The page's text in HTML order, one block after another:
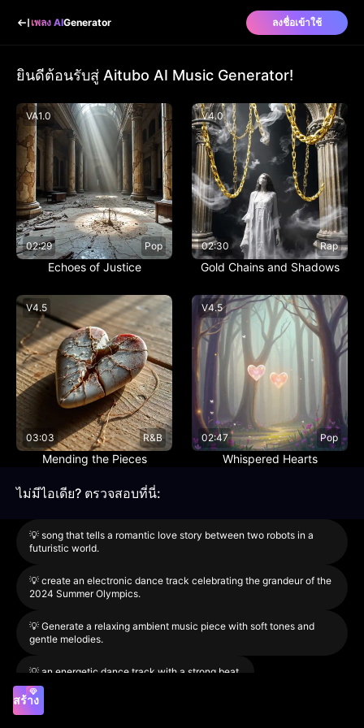
เพลง AIGenerator ลงชื่อเข้าใช้
ยินดีต้อนรับสู่ Aitubo AI Music Generator!
02:29 Pop
VA1.0
Echoes of Justice
02:30 Rap
V4.0
Gold Chains and Shadows
03:03 R&B
V4.5
Mending the Pieces
02:47 Pop
V4.5
Whispered Hearts
ไม่มีไอเดีย? ตรวจสอบที่นี่:
💡 song that tells a romantic love story between two robots in a
futuristic world.
💡 create an electronic dance track celebrating the grandeur of the
2024 Summer Olympics.
💡 Generate a relaxing ambient music piece with soft tones and
gentle melodies.
💡 an energetic dance track with a strong beat.
รุ่น
สร้าง